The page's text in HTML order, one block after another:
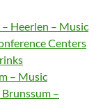
Heerlen – Music
Centers
– Music
–